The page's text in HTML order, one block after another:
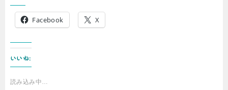
Facebook X
いいね:
読み込み中…